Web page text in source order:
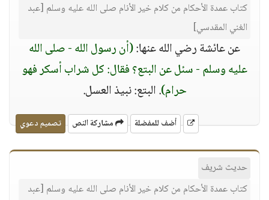
كتاب عمدة الأحكام من كلام خير الأنام صلى الله عليه وسلم [عبد
الغني المقدسي]
عن عائشة رضي الله عنها:(أن رسول الله - صلى الله
عليه وسلم - سئل عن البتع؟ فقال: كل شراب أسكر فهو
حرام). البتع: نبيذ العسل.
أضف للمفضلة مشاركة النص تصميم دعوي
حديث شريف
كتاب عمدة الأحكام من كلام خير الأنام صلى الله عليه وسلم [عبد